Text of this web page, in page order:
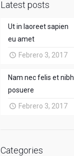
Latest posts
Ut in laoreet sapien
eu amet
Febrero 3, 2017
Nam nec felis et nibh
posuere
Febrero 3, 2017
Categories